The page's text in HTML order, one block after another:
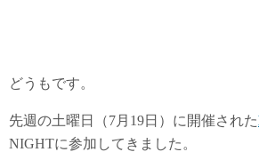
どうもです。
先週の土曜日（7月19日）に開催された
NIGHTに参加してきました。